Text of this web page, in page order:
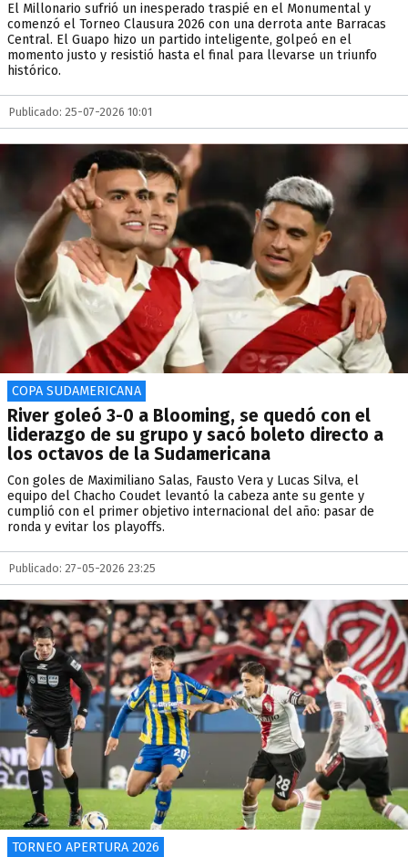
El Millonario sufrió un inesperado traspié en el Monumental y
comenzó el Torneo Clausura 2026 con una derrota ante Barracas
Central. El Guapo hizo un partido inteligente, golpeó en el
momento justo y resistió hasta el final para llevarse un triunfo
histórico.
Publicado: 25-07-2026 10:01
COPA SUDAMERICANA
River goleó 3-0 a Blooming, se quedó con el
liderazgo de su grupo y sacó boleto directo a
los octavos de la Sudamericana
Con goles de Maximiliano Salas, Fausto Vera y Lucas Silva, el
equipo del Chacho Coudet levantó la cabeza ante su gente y
cumplió con el primer objetivo internacional del año: pasar de
ronda y evitar los playoffs.
Publicado: 27-05-2026 23:25
TORNEO APERTURA 2026